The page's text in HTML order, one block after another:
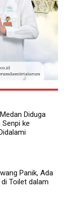
Diduga
Senpi ke
Panik, Ada
Toilet dalam